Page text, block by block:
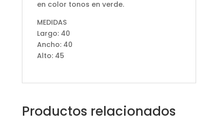
en color tonos en verde.
MEDIDAS
Largo: 40
Ancho: 40
Alto: 45
Productos relacionados